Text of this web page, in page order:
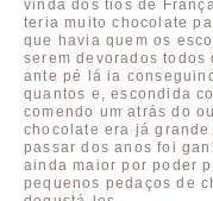
vinda dos tios de
teria muito chocolate
que havia quem os
serem devorados todos
ante pé lá ia
quantos e, escondida
comendo um atrás do
chocolate era já
passar dos anos foi
ainda maior por poder
pequenos pedaços de